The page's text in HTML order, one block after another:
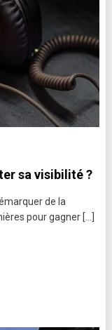
sa visibilité ?
de la
pour gagner […]